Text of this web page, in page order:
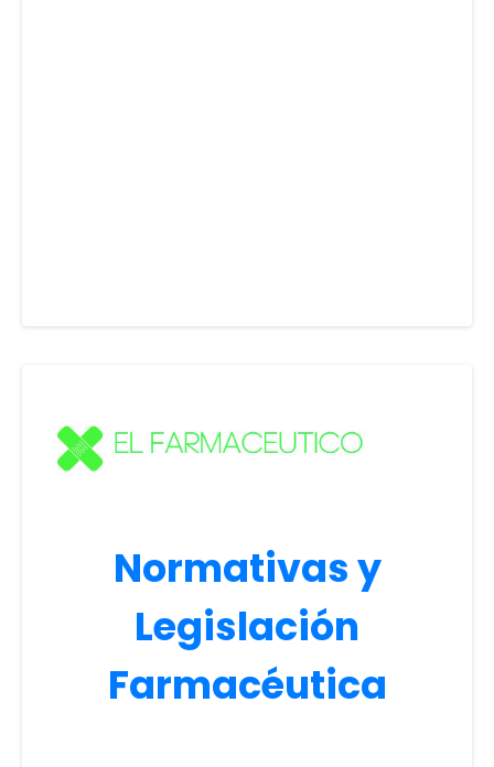
Normativas y
Legislación
Farmacéutica